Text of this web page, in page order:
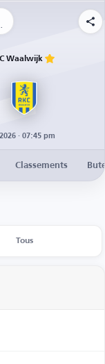
aller
Waalwijk
· 07:45 pm
Classements
Tous